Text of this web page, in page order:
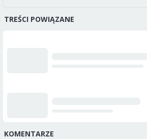
TREŚCI POWIĄZANE
KOMENTARZE